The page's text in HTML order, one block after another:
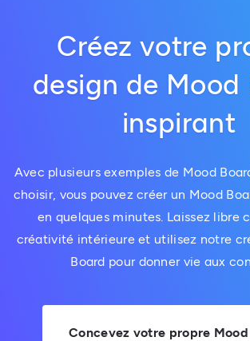
Créez votre
design de Mood
inspirant
Avec plusieurs exemples de Mood
choisir, vous pouvez créer un Mood
en quelques minutes. Laissez libre
créativité intérieure et utilisez notre
Board pour donner vie aux
Concevez votre propre